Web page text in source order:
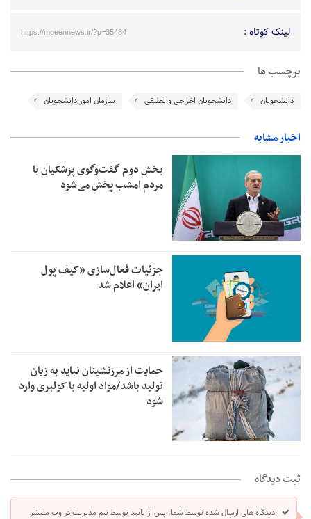
لینک کوتاه : https://moeennews.ir/?p=35484
برچسب ها
دانشجویان دانشجویان اخراجی و تعلیقی سازمان امور دانشجویان
اخبار مشابه
بخش دوم گفت‌وگوی پزشکیان با
مردم امشب پخش می‌شود
جزئیات فعال‌سازی «کیف پول
ایران» اعلام شد
حمایت از مرزنشینان نباید به زیان
تولید باشد/مواد اولیه با کولبری وارد
شود
ثبت دیدگاه
دیدگاه های ارسال شده توسط شما، پس از تایید توسط تیم مدیریت در وب منتشر